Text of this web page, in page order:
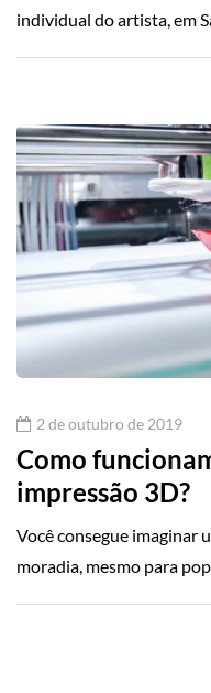
individual do artista, em
2 de outubro de 2019
Como
impressão 3D?
Você consegue imaginar
moradia, mesmo para